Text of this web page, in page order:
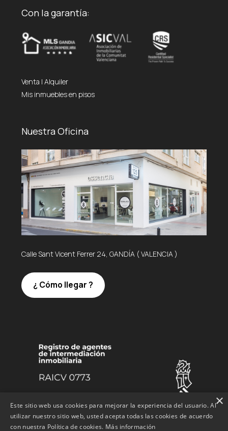
Con la garantía:
Venta | Alquiler
Mis inmuebles en pisos
Nuestra Oficina
Calle Sant Vicent Ferrer 24, GANDÍA ( VALENCIA )
¿ Cómo llegar ?
×
Este sitio web usa cookies para mejorar la experiencia del usuario. Al
utilizar nuestro sitio web, usted acepta todas las cookies de acuerdo
con nuestra Política de cookies. Más información